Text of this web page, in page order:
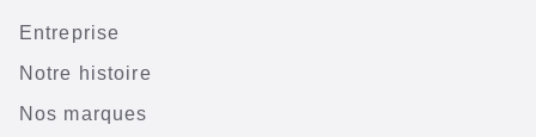
Entreprise
Notre histoire
Nos marques